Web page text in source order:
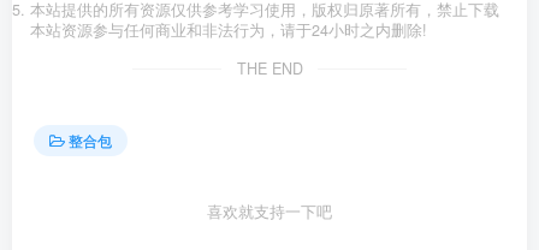
本站提供的所有资源仅供参考学习使用，版权归原著所有，禁止下载
本站资源参与任何商业和非法行为，请于24小时之内删除!
THE END
整合包
喜欢就支持一下吧